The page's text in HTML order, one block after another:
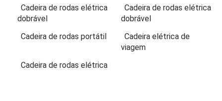
Cadeira de rodas elétrica
dobrável
Cadeira de rodas elétrica
dobrável
Cadeira de rodas portátil
Cadeira elétrica de
viagem
Cadeira de rodas elétrica